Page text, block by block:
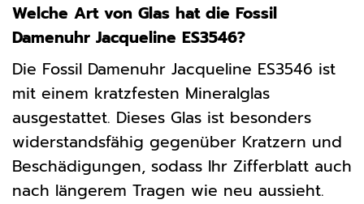
Welche Art von Glas hat die Fossil
Damenuhr Jacqueline ES3546?
Die Fossil Damenuhr Jacqueline ES3546 ist
mit einem kratzfesten Mineralglas
ausgestattet. Dieses Glas ist besonders
widerstandsfähig gegenüber Kratzern und
Beschädigungen, sodass Ihr Zifferblatt auch
nach längerem Tragen wie neu aussieht.